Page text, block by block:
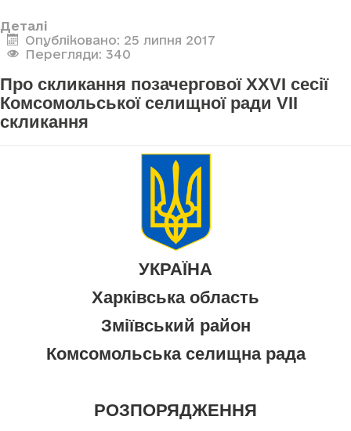
Деталі
Опубліковано: 25 липня 2017
Перегляди: 340
Про скликання позачергової XXVI сесії
Комсомольської селищної ради VII
скликання
УКРАЇНА
Харківська область
Зміївський район
Комсомольська селищна рада
РОЗПОРЯДЖЕННЯ